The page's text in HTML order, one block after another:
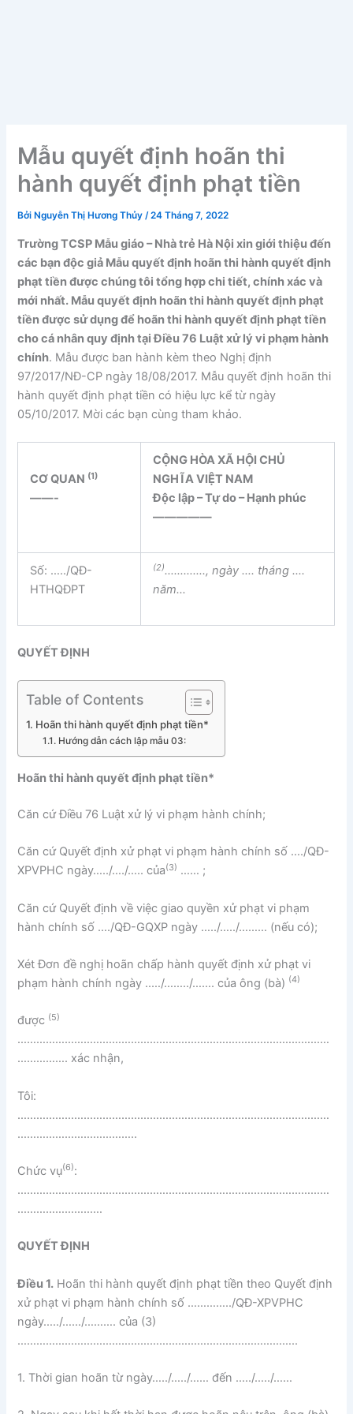
Mẫu quyết định hoãn thi
hành quyết định phạt tiền
Bởi Nguyễn Thị Hương Thủy/24 Tháng 7, 2022
Trường TCSP Mẫu giáo – Nhà trẻ Hà Nội xin giới thiệu đến
các bạn độc giả Mẫu quyết định hoãn thi hành quyết định
phạt tiền được chúng tôi tổng hợp chi tiết, chính xác và
mới nhất. Mẫu quyết định hoãn thi hành quyết định phạt
tiền được sử dụng để hoãn thi hành quyết định phạt tiền
cho cá nhân quy định tại Điều 76 Luật xử lý vi phạm hành
chính. Mẫu được ban hành kèm theo Nghị định
97/2017/NĐ-CP ngày 18/08/2017. Mẫu quyết định hoãn thi
hành quyết định phạt tiền có hiệu lực kể từ ngày
05/10/2017. Mời các bạn cùng tham khảo.
CƠ QUAN (1)
——-
CỘNG HÒA XÃ HỘI CHỦ
NGHĨA VIỆT NAM
Độc lập – Tự do – Hạnh phúc
—————
Số: …../QĐ-
HTHQĐPT
(2)…………., ngày…. tháng….
năm…
QUYẾT ĐỊNH
Table of Contents
Hoãn thi hành quyết định phạt tiền*
Hướng dẫn cách lập mẫu 03:
Hoãn thi hành quyết định phạt tiền*
Căn cứ Điều 76 Luật xử lý vi phạm hành chính;
Căn cứ Quyết định xử phạt vi phạm hành chính số …./QĐ-
XPVPHC ngày…../…./….. của(3) …… ;
Căn cứ Quyết định về việc giao quyền xử phạt vi phạm
hành chính số …./QĐ-GQXP ngày …../…../……… (nếu có);
Xét Đơn đề nghị hoãn chấp hành quyết định xử phạt vi
phạm hành chính ngày ..…/……../……. của ông (bà) (4)
được (5)
………………………………………………………………………………………
……………. xác nhận,
Tôi:
………………………………………………………………………………………
………………………………..
Chức vụ(6):
………………………………………………………………………………………
………………………
QUYẾT ĐỊNH
Điều 1. Hoãn thi hành quyết định phạt tiền theo Quyết định
xử phạt vi phạm hành chính số …………../QĐ-XPVPHC
ngày…../……/………. của (3)
……………………………………………………………………………..
1. Thời gian hoãn từ ngày…../…../…… đến …../…../……